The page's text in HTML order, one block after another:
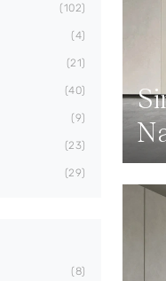
102
4
21
40
9
23
29
8